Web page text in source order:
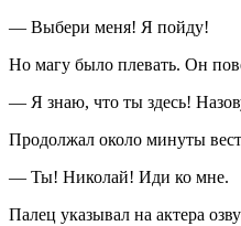
— Выбери меня! Я пойду!
Но магу было плевать. Он
— Я знаю, что ты здесь!
Продолжал около минуты
— Ты! Николай! Иди ко мне.
Палец указывал на актера